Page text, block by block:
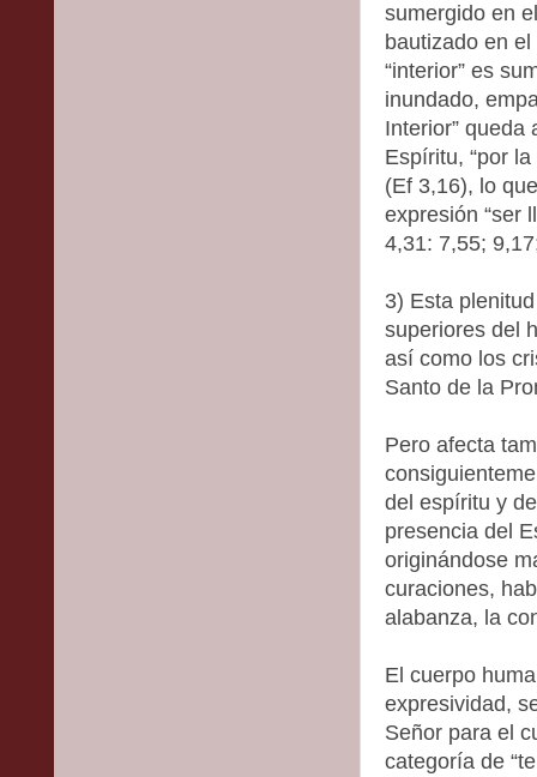
sumergido en
bautizado en
“interior” es
inundado,
Interior” queda
Espíritu, “por
(Ef 3,16), lo
expresión “ser
4,31: 7,55;
3) Esta
superiores del
así como los
Santo de la
Pero afecta
del espíritu y
presencia del
originándose
curaciones,
alabanza, la
El cuerpo
expresividad,
Señor para el
categoría de